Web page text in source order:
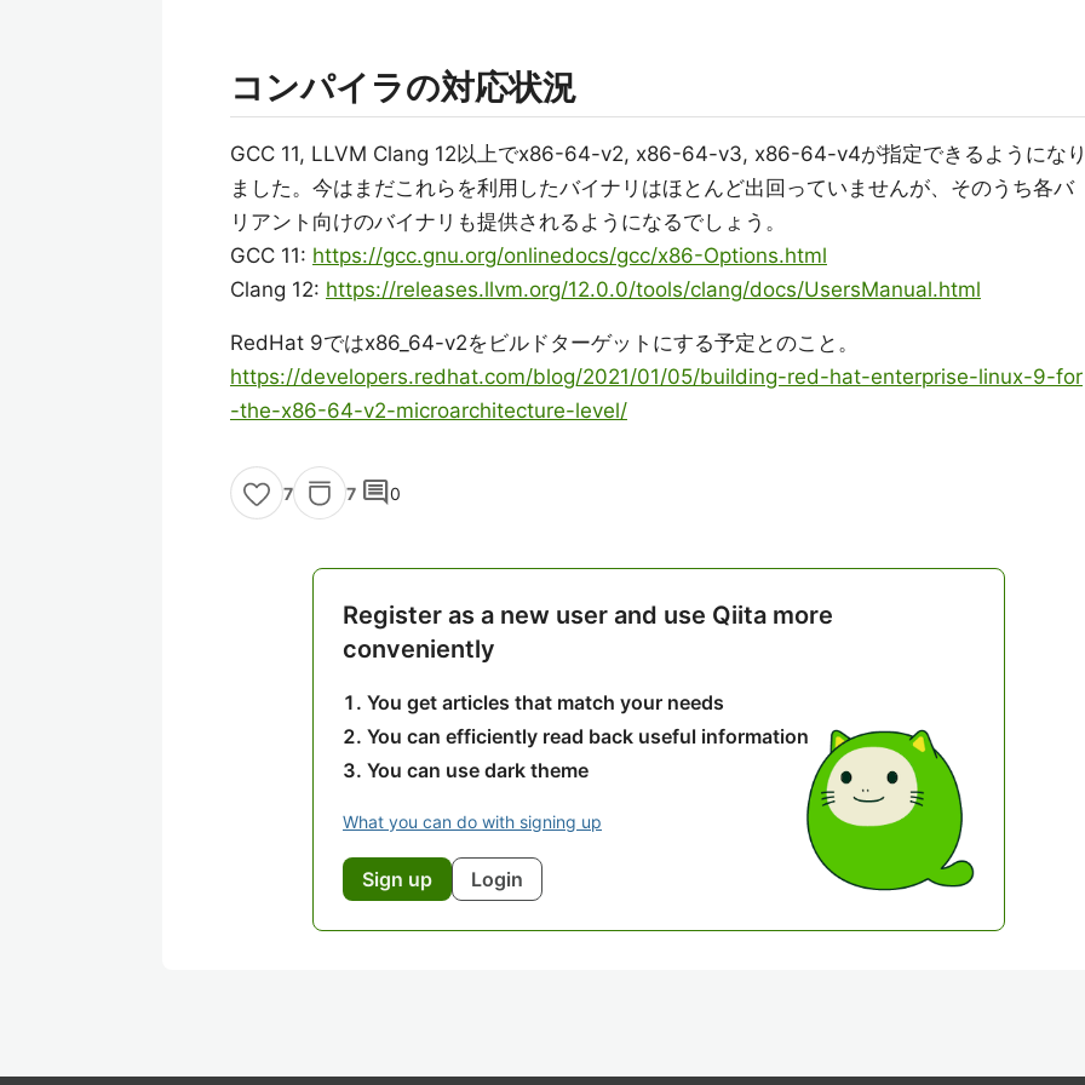
コンパイラの対応状況
GCC 11, LLVM Clang 12以上でx86-64-v2, x86-64-v3, x86-64-v4が指定できるようにな
ました。今はまだこれらを利用したバイナリはほとんど出回っていませんが、そのうち各バ
リアント向けのバイナリも提供されるようになるでしょう。
GCC 11: https://gcc.gnu.org/onlinedocs/gcc/x86-Options.html
Clang 12: https://releases.llvm.org/12.0.0/tools/clang/docs/UsersManual.html
RedHat 9ではx86_64-v2をビルドターゲットにする予定とのこと。
https://developers.redhat.com/blog/2021/01/05/building-red-hat-enterprise-linux-9-for
-the-x86-64-v2-microarchitecture-level/
7 7 comment0
Register as a new user and use Qiita more
conveniently
You get articles that match your needs
You can efficiently read back useful information
You can use dark theme
What you can do with signing up
Sign up Login